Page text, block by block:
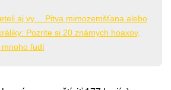
aj vy… Pitva mimozemšťana alebo
Pozrite si 20 známych hoaxov,
mnoho ľudí